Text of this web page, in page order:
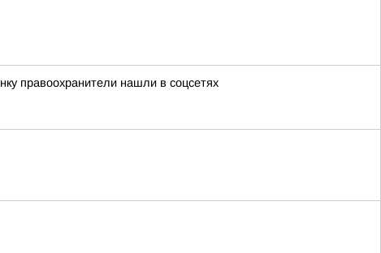
правоохранители нашли в соцсетях